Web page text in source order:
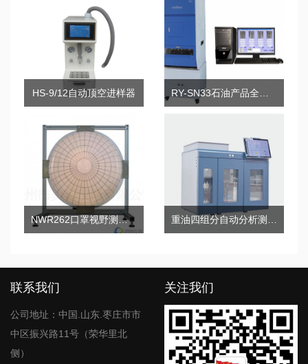
HS-9/12自动顶空进样器
NWR262口罩视野测试仪
联系我们
公司地址：中国.山东.枣庄市市
中区振兴路11号（荣华里北
侧）
关注我们